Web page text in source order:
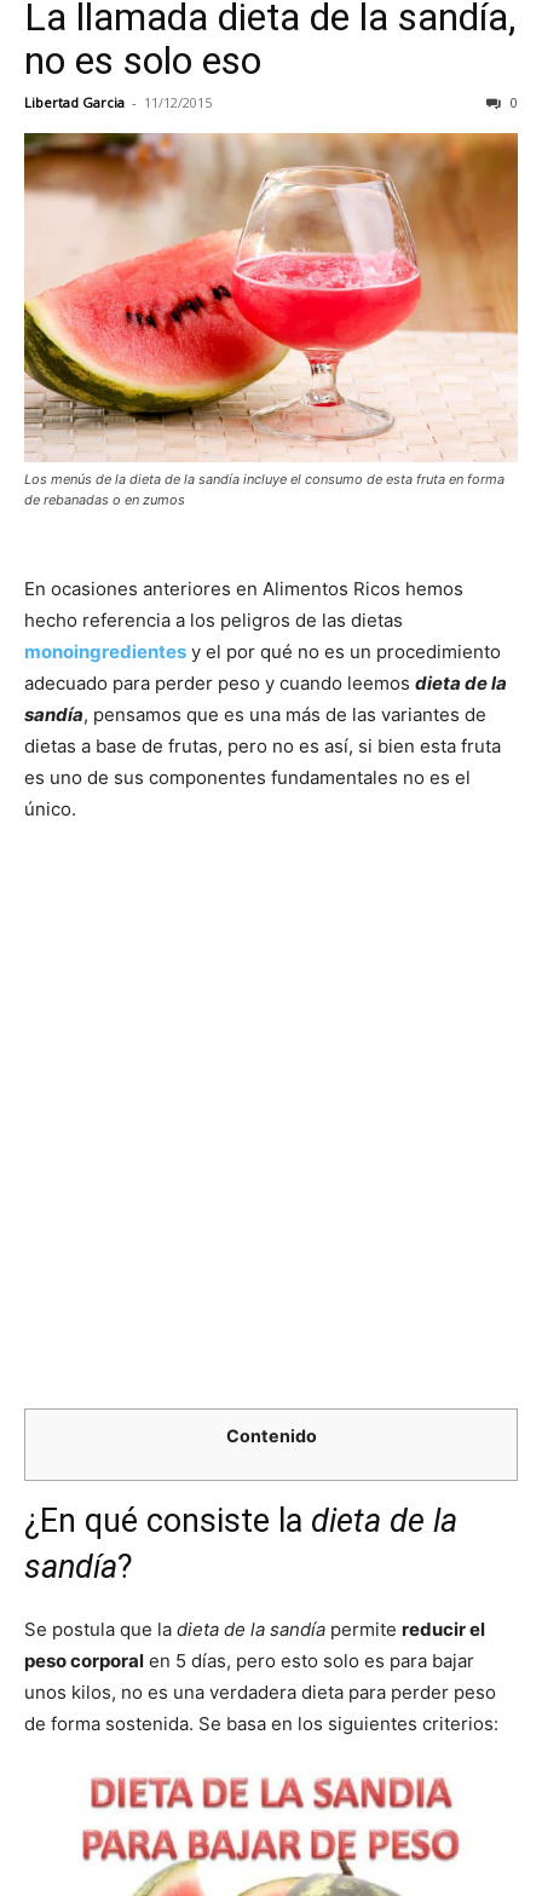
La llamada dieta de la sandía,
no es solo eso
Libertad Garcia - 11/12/2015 0
Los menús de la dieta de la sandía incluye el consumo de esta fruta en forma
de rebanadas o en zumos
En ocasiones anteriores en Alimentos Ricos hemos
hecho referencia a los peligros de las dietas
monoingredientes y el por qué no es un procedimiento
adecuado para perder peso y cuando leemos dieta de la
sandía, pensamos que es una más de las variantes de
dietas a base de frutas, pero no es así, si bien esta fruta
es uno de sus componentes fundamentales no es el
único.
Contenido
¿En qué consiste la dieta de la
sandía?
Se postula que la dieta de la sandía permite reducir el
peso corporal en 5 días, pero esto solo es para bajar
unos kilos, no es una verdadera dieta para perder peso
de forma sostenida. Se basa en los siguientes criterios: